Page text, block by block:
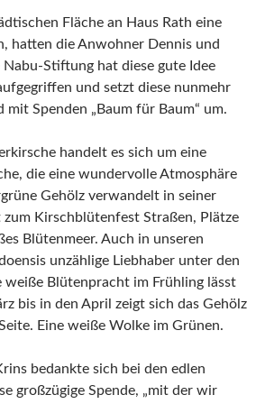
Fläche an Haus Rath eine
hatten die Anwohner Dennis und
Stiftung hat diese gute Idee
und setzt diese nunmehr
Spenden „Baum für Baum“ um.
handelt es sich um eine
die eine wundervolle Atmosphäre
Gehölz verwandelt in seiner
Kirschblütenfest Straßen, Plätze
Blütenmeer. Auch in unseren
unzählige Liebhaber unter den
weiße Blütenpracht im Frühling lässt
bis in den April zeigt sich das Gehölz
Eine weiße Wolke im Grünen.
bedankte sich bei den edlen
großzügige Spende, „mit der wir